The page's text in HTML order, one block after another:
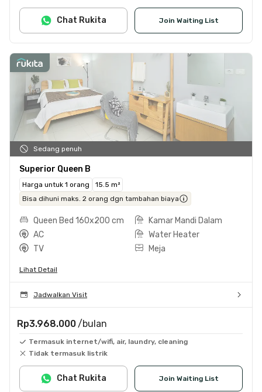
Join Waiting List
Chat Rukita
Sedang penuh
Superior Queen B
Harga untuk 1 orang
15.5 m²
Bisa dihuni maks. 2 orang dgn tambahan biaya
Queen Bed 160x200 cm
Kamar Mandi Dalam
AC
Water Heater
TV
Meja
Lihat Detail
Jadwalkan Visit
Rp3.968.000 /bulan
Termasuk internet/wifi, air, laundry, cleaning
Tidak termasuk listrik
Join Waiting List
Chat Rukita